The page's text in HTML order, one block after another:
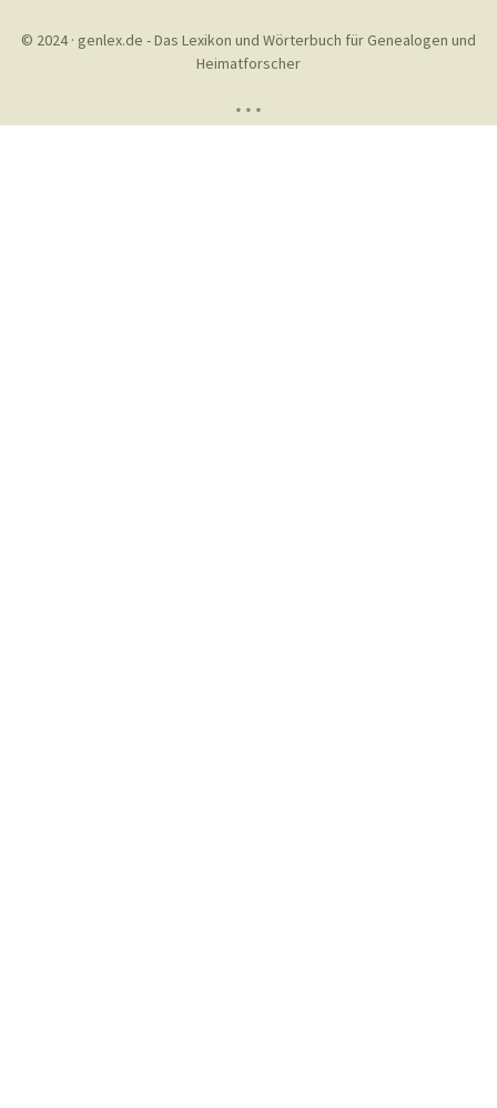
© 2024 · genlex.de - Das Lexikon und Wörterbuch für Genealogen und
Heimatforscher
* * *